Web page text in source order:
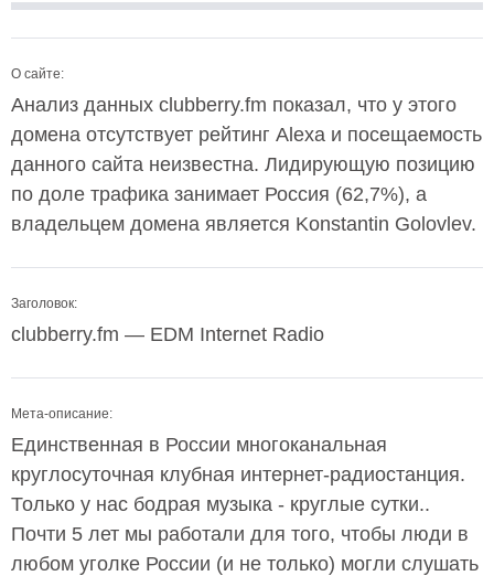
О сайте:
Анализ данных clubberry.fm показал, что у этого
домена отсутствует рейтинг Alexa и посещаемость
данного сайта неизвестна. Лидирующую позицию
по доле трафика занимает Россия (62,7%), а
владельцем домена является Konstantin Golovlev.
Заголовок:
clubberry.fm — EDM Internet Radio
Мета-описание:
Единственная в России многоканальная
круглосуточная клубная интернет-радиостанция.
Только у нас бодрая музыка - круглые сутки..
Почти 5 лет мы работали для того, чтобы люди в
любом уголке России (и не только) могли слушать